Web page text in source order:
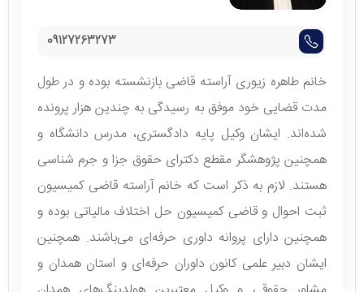
09127263273
خانم طاهره زیوری آراسته قاضی بازنشسته بوده و در طول
مدت قضایی خود موفق به رسیدگی به چندین هزار پرونده
شده‌اند. ایشان وکیل پایه دادگستری، مدرس دانشگاه و
همچنین پژوهشگر مقطع دکترای حقوق جزا و جرم شناسی
هستند. لازم به ذکر است که خانم آراسته قاضی کمیسیون
ثبت احوال و قاضی کمیسیون حل اختلاف مالیاتی بوده و
همچنین دارای پروانه داوری حرفه‌ای می‌باشند. همچنین
ایشان دبیر علمی کانون داوران حرفه‌ای و استان همدان و